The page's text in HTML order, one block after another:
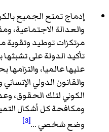
إدماج تمتع الجميع
والعدالة
مرتكزات توطيد وتقوية
تأكيد الدولة على
عليها عالميا،
والقانون الدولي
الكوني لتلك الحقوق،
ومكافحة كل أشكال
وضع شخصي ...[3]